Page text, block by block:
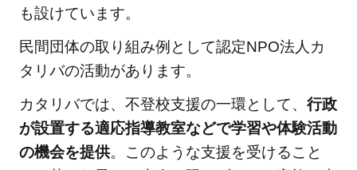
も設けています。
民間団体の取り組み例として認定NPO法人カ
タリバの活動があります。
カタリバでは、不登校支援の一環として、 行政
が設置する適応指導教室などで学習や体験活動
の機会を提供。このような支援を受けること